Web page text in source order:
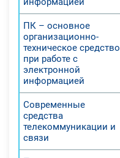
ПК – основное
организационно-
техническое средство
при работе с
электронной
информацией
Современные
средства
телекоммуникации и
связи